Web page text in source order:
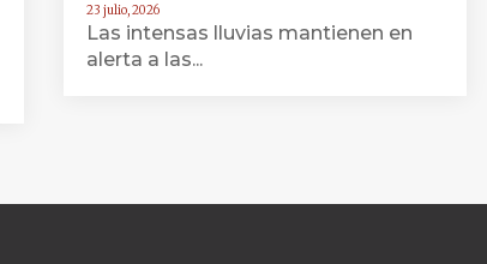
23 julio, 2026
Las intensas lluvias mantienen en
alerta a las...